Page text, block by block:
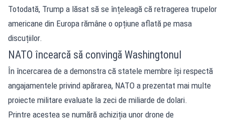
Totodată, Trump a lăsat să se înțeleagă că retragerea trupelor
americane din Europa rămâne o opțiune aflată pe masa
discuțiilor.
NATO încearcă să convingă Washingtonul
În încercarea de a demonstra că statele membre își respectă
angajamentele privind apărarea, NATO a prezentat mai multe
proiecte militare evaluate la zeci de miliarde de dolari.
Printre acestea se numără achiziția unor drone de